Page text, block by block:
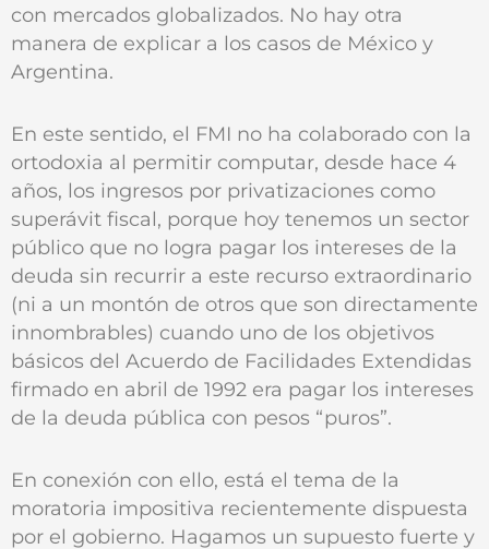
con mercados globalizados. No hay otra
manera de explicar a los casos de México y
Argentina.
En este sentido, el FMI no ha colaborado con la
ortodoxia al permitir computar, desde hace 4
años, los ingresos por privatizaciones como
superávit fiscal, porque hoy tenemos un sector
público que no logra pagar los intereses de la
deuda sin recurrir a este recurso extraordinario
(ni a un montón de otros que son directamente
innombrables) cuando uno de los objetivos
básicos del Acuerdo de Facilidades Extendidas
firmado en abril de 1992 era pagar los intereses
de la deuda pública con pesos “puros”.
En conexión con ello, está el tema de la
moratoria impositiva recientemente dispuesta
por el gobierno. Hagamos un supuesto fuerte y